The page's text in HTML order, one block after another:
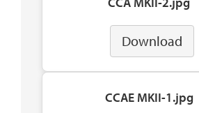
Download
CCAE MKII-1.jpg